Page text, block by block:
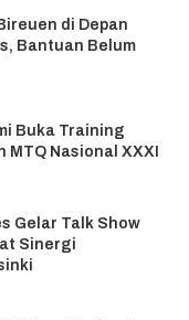
di Depan
Bantuan Belum
Buka Training
MTQ Nasional XXXI
Gelar Talk Show
Sinergi